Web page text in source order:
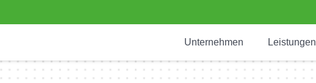
Unternehmen Leistungen